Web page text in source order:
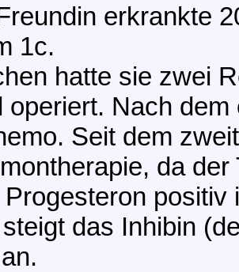
erkrankte
1c.
hatte sie zwei
operiert. Nach
Seit dem
da
positiv
das Inhibin